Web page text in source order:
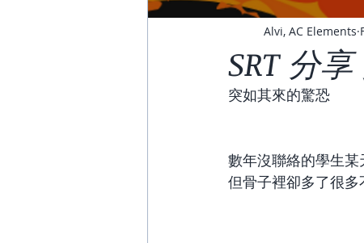
SRT 分
Alvi, AC Elements
突如其來的驚恐
數年沒聯絡的學生某
但骨子裡卻多了很多